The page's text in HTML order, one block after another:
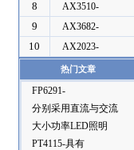
8
AX3510-
9
AX3682-
10
AX2023-
热门文章
FP6291-
分别采用直流与交流
大小功率LED照明
PT4115-具有